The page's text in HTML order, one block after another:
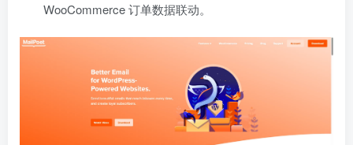
WooCommerce 订单数据联动。